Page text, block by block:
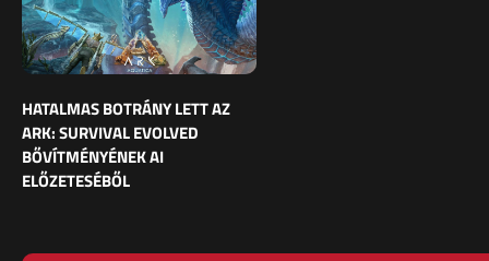
HATALMAS BOTRÁNY LETT AZ
ARK: SURVIVAL EVOLVED
BŐVÍTMÉNYÉNEK AI
ELŐZETESÉBŐL